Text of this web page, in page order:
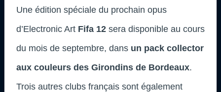
Une édition spéciale du prochain opus
d’Electronic Art Fifa 12 sera disponible au cours
du mois de septembre, dans un pack collector
aux couleurs des Girondins de Bordeaux.
Trois autres clubs français sont également